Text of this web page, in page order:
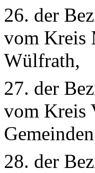
26. der
vom Kreis
Wülfrath,
27. der
vom Kreis
28. der